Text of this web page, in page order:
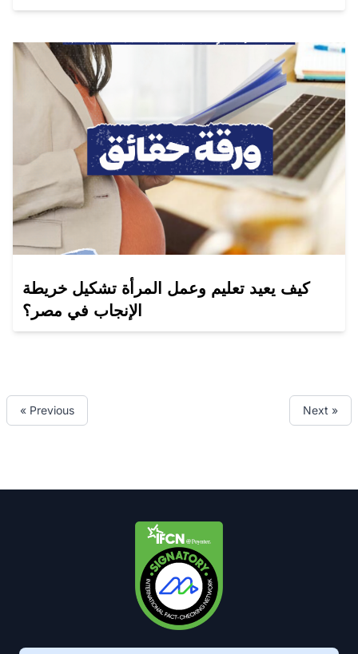
كيف يعيد تعليم وعمل المرأة تشكيل خريطة
الإنجاب في مصر؟
« Previous Next »